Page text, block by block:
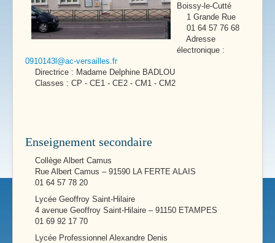
Boissy-le-Cutté
1 Grande Rue
01 64 57 76 68
Adresse
électronique :
0910143l@ac-versailles.fr
Directrice : Madame Delphine BADLOU
Classes : CP - CE1 - CE2 - CM1 - CM2
Enseignement secondaire
Collège Albert Camus
Rue Albert Camus – 91590 LA FERTE ALAIS
01 64 57 78 20
Lycée Geoffroy Saint-Hilaire
4 avenue Geoffroy Saint-Hilaire – 91150 ETAMPES
01 69 92 17 70
Lycée Professionnel Alexandre Denis